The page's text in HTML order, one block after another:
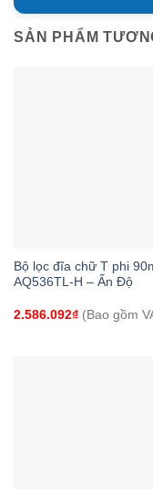
SẢN PHẨM
Bộ lọc đĩa chữ T phi
AQ536TL-H – Ấn Độ
2.586.092₫(Bao gồm